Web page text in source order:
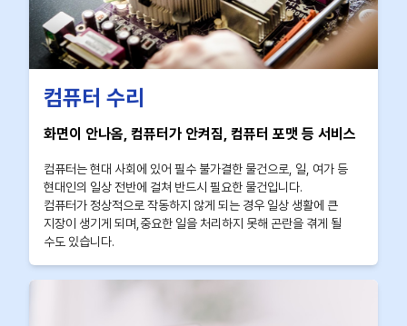
컴퓨터 수리
화면이 안나옴, 컴퓨터가 안켜짐, 컴퓨터 포맷 등 서비스
컴퓨터는 현대 사회에 있어 필수 불가결한 물건으로, 일, 여가 등
현대인의 일상 전반에 걸쳐 반드시 필요한 물건입니다.
컴퓨터가 정상적으로 작동하지 않게 되는 경우 일상 생활에 큰
지장이 생기게 되며,중요한 일을 처리하지 못해 곤란을 겪게 될
수도 있습니다.